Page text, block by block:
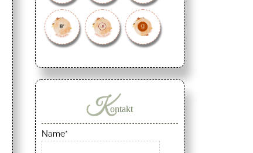
Kontakt
Name*